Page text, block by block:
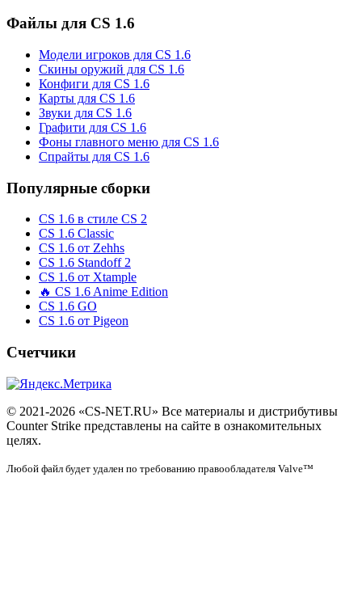
Файлы для CS 1.6
Модели игроков для CS 1.6
Скины оружий для CS 1.6
Конфиги для CS 1.6
Карты для CS 1.6
Звуки для CS 1.6
Графити для CS 1.6
Фоны главного меню для CS 1.6
Спрайты для CS 1.6
Популярные сборки
CS 1.6 в стиле CS 2
CS 1.6 Classic
CS 1.6 от Zehhs
CS 1.6 Standoff 2
CS 1.6 от Xtample
🔥 CS 1.6 Anime Edition
CS 1.6 GO
CS 1.6 от Pigeon
Счетчики
© 2021-2026 «CS-NET.RU» Все материалы и дистрибутивы
Counter Strike представлены на сайте в ознакомительных
целях.
Любой файл будет удален по требованию правообладателя Valve™